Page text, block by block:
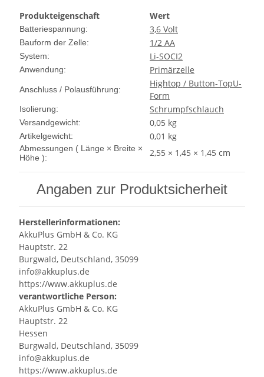
Produkteigenschaft
Wert
Batteriespannung: 3,6 Volt
Bauform der Zelle: 1/2 AA
System: Li-SOCI2
Anwendung: Primärzelle
Anschluss / Polausführung:
Hightop / Button-TopU-
Form
Isolierung: Schrumpfschlauch
Versandgewicht: 0,05 kg
Artikelgewicht: 0,01 kg
Abmessungen ( Länge × Breite ×
Höhe ):
2,55 × 1,45 × 1,45 cm
Angaben zur Produktsicherheit
Herstellerinformationen:
AkkuPlus GmbH & Co. KG
Hauptstr. 22
Burgwald, Deutschland, 35099
info@akkuplus.de
https://www.akkuplus.de
verantwortliche Person:
AkkuPlus GmbH & Co. KG
Hauptstr. 22
Hessen
Burgwald, Deutschland, 35099
info@akkuplus.de
https://www.akkuplus.de